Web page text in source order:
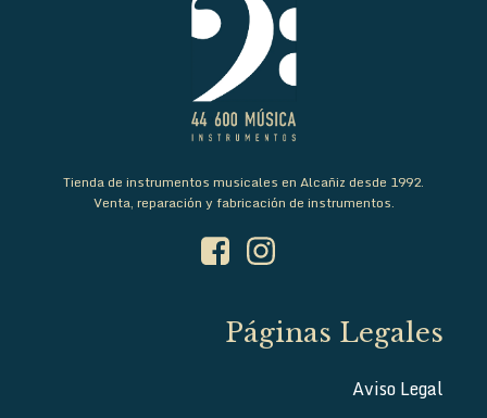
Tienda de instrumentos musicales en Alcañiz desde 1992.
Venta, reparación y fabricación de instrumentos.
Páginas Legales
Aviso Legal